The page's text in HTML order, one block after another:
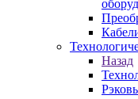
Назад